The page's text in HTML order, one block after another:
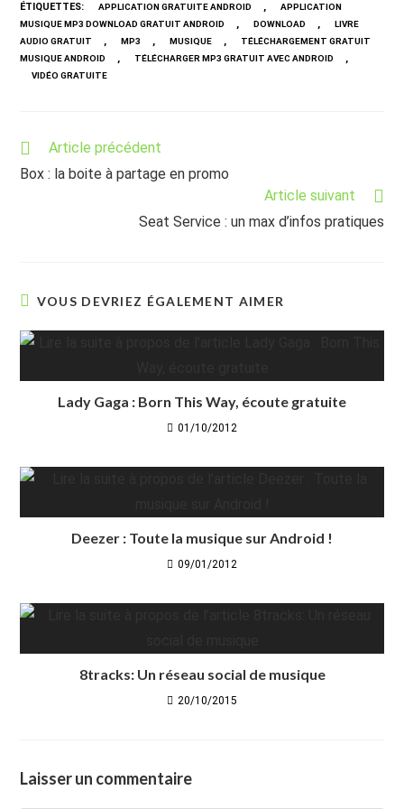
ÉTIQUETTES: APPLICATION GRATUITE ANDROID ,
APPLICATION
MUSIQUE MP3 DOWNLOAD GRATUIT ANDROID
, DOWNLOAD ,
LIVRE
AUDIO GRATUIT
, MP3 , MUSIQUE ,
TÉLÉCHARGEMENT GRATUIT
MUSIQUE ANDROID
, TÉLÉCHARGER MP3 GRATUIT AVEC ANDROID ,
VIDÉO GRATUITE
Read
articles
Article précédent
Box : la boite à partage en promo
Article suivant
Seat Service : un max d’infos pratiques
VOUS DEVRIEZ ÉGALEMENT AIMER
Lady Gaga : Born This Way, écoute gratuite
01/10/2012
Deezer : Toute la musique sur Android !
09/01/2012
8tracks: Un réseau social de musique
20/10/2015
Laisser un commentaire